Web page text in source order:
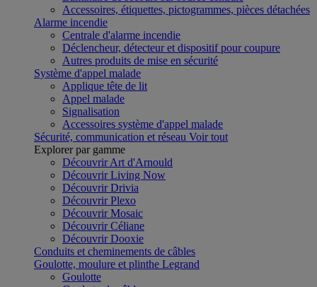
Accessoires, étiquettes, pictogrammes, pièces détachées
Alarme incendie
Centrale d'alarme incendie
Déclencheur, détecteur et dispositif pour coupure
Autres produits de mise en sécurité
Système d'appel malade
Applique tête de lit
Appel malade
Signalisation
Accessoires système d'appel malade
Sécurité, communication et réseau Voir tout
Explorer par gamme
Découvrir Art d'Arnould
Découvrir Living Now
Découvrir Drivia
Découvrir Plexo
Découvrir Mosaic
Découvrir Céliane
Découvrir Dooxie
Conduits et cheminements de câbles
Goulotte, moulure et plinthe Legrand
Goulotte